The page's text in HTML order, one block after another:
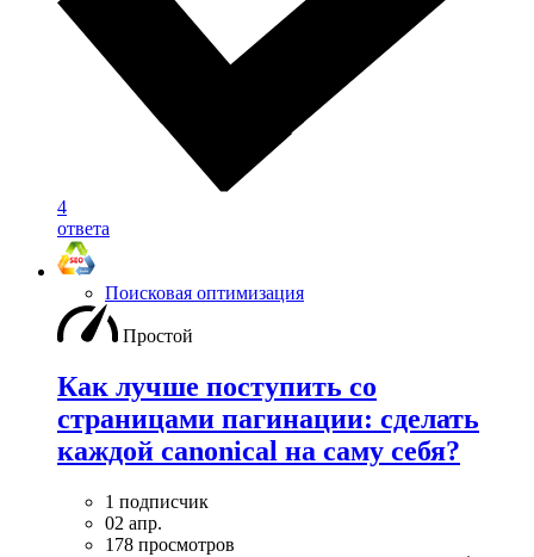
4
ответа
Поисковая оптимизация
Простой
Как лучше поступить со
страницами пагинации: сделать
каждой canonical на саму себя?
1 подписчик
02 апр.
178 просмотров